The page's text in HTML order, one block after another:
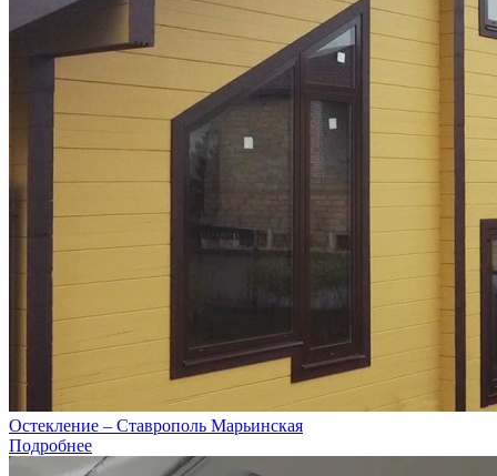
Остекление – Ставрополь Марьинская
Подробнее